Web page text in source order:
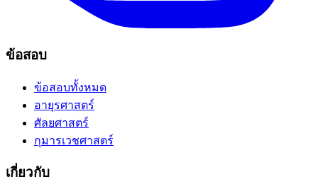
ข้อสอบ
ข้อสอบทั้งหมด
อายุรศาสตร์
ศัลยศาสตร์
กุมารเวชศาสตร์
เกี่ยวกับ